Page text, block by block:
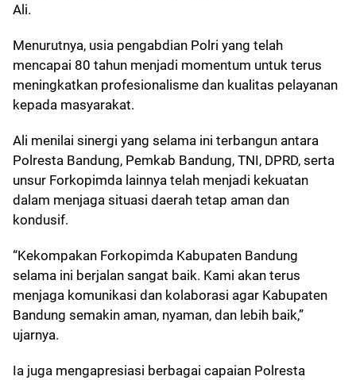
Ali.
Menurutnya, usia pengabdian Polri yang telah
mencapai 80 tahun menjadi momentum untuk terus
meningkatkan profesionalisme dan kualitas pelayanan
kepada masyarakat.
Ali menilai sinergi yang selama ini terbangun antara
Polresta Bandung, Pemkab Bandung, TNI, DPRD, serta
unsur Forkopimda lainnya telah menjadi kekuatan
dalam menjaga situasi daerah tetap aman dan
kondusif.
“Kekompakan Forkopimda Kabupaten Bandung
selama ini berjalan sangat baik. Kami akan terus
menjaga komunikasi dan kolaborasi agar Kabupaten
Bandung semakin aman, nyaman, dan lebih baik,”
ujarnya.
Ia juga mengapresiasi berbagai capaian Polresta